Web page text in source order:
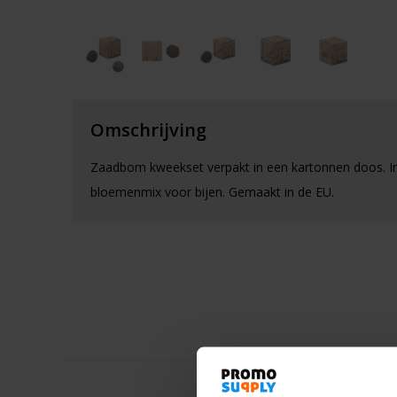
Omschrijving
Zaadbom kweekset verpakt in een kartonnen doos.
bloemenmix voor bijen. Gemaakt in de EU.